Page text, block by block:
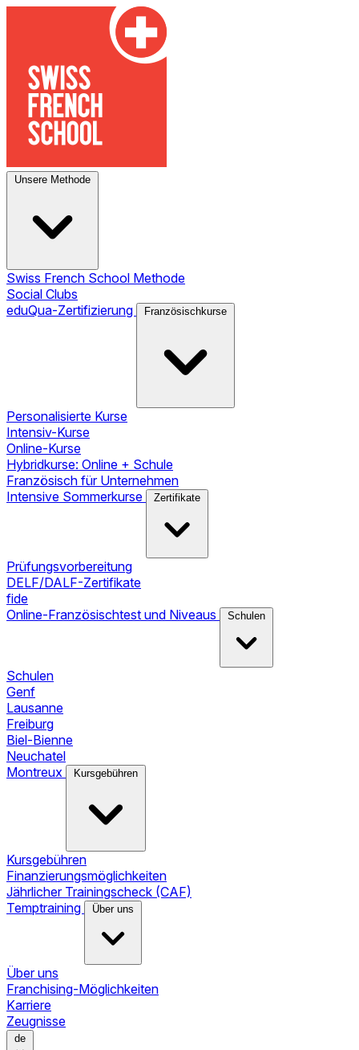
Unsere Methode
Swiss French School Methode
Social Clubs
eduQua-Zertifizierung
Französischkurse
Personalisierte Kurse
Intensiv-Kurse
Online-Kurse
Hybridkurse: Online + Schule
Französisch für Unternehmen
Intensive Sommerkurse
Zertifikate
Prüfungsvorbereitung
DELF/DALF-Zertifikate
fide
Online-Französischtest und Niveaus
Schulen
Schulen
Genf
Lausanne
Freiburg
Biel-Bienne
Neuchatel
Montreux
Kursgebühren
Kursgebühren
Finanzierungsmöglichkeiten
Jährlicher Trainingscheck (CAF)
Temptraining
Über uns
Über uns
Franchising-Möglichkeiten
Karriere
Zeugnisse
de